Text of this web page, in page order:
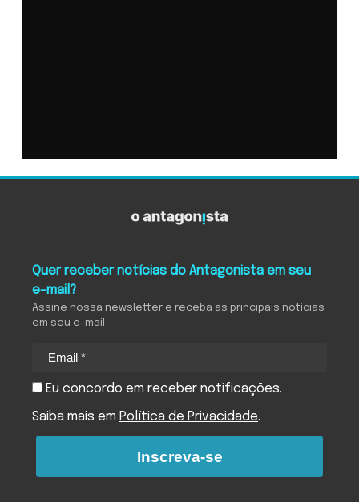
Quer receber notícias do Antagonista em seu
e-mail?
Assine nossa newsletter e receba as principais notícias
em seu e-mail
Eu concordo em receber notificações.
Saiba mais em Política de Privacidade.
Inscreva-se